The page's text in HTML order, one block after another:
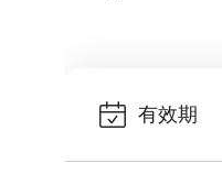
有效期